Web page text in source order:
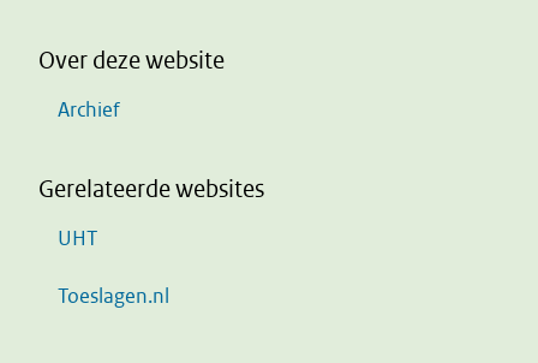
Over deze website
Archief
Gerelateerde websites
UHT
Toeslagen.nl